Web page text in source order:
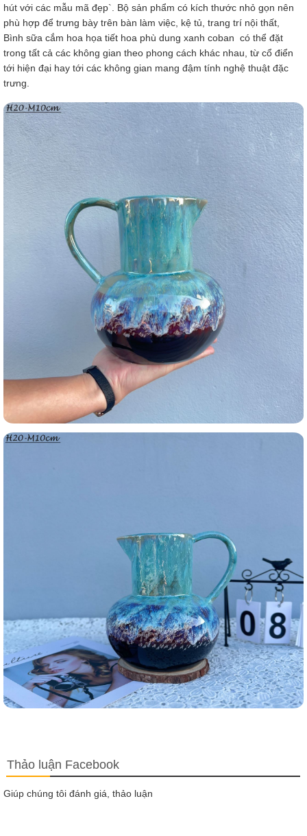
hút với các mẫu mã đẹp`. Bộ sản phẩm có kích thước nhỏ gọn nên
phù hợp để trưng bày trên bàn làm việc, kệ tủ, trang trí nội thất,
Bình sữa cắm hoa họa tiết hoa phù dung xanh coban có thể đặt
trong tất cả các không gian theo phong cách khác nhau, từ cổ điển
tới hiện đại hay tới các không gian mang đậm tính nghệ thuật đặc
trưng.
Thảo luận Facebook
Giúp chúng tôi đánh giá, thảo luận